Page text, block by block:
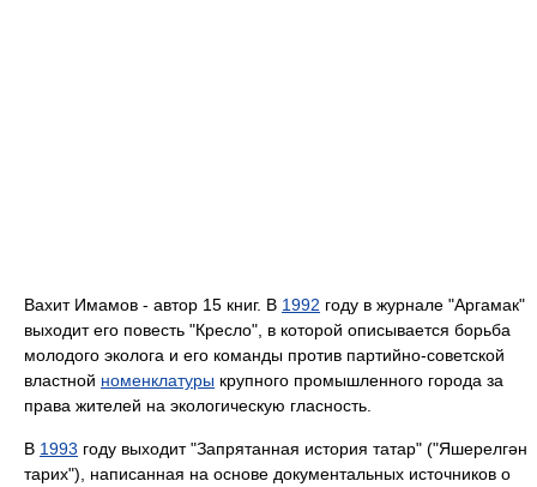
Вахит Имамов - автор 15 книг. В 1992 году в журнале "Аргамак"
выходит его повесть "Кресло", в которой описывается борьба
молодого эколога и его команды против партийно-советской
властной номенклатуры крупного промышленного города за
права жителей на экологическую гласность.
В 1993 году выходит "Запрятанная история татар" ("Яшерелгән
тарих"), написанная на основе документальных источников о